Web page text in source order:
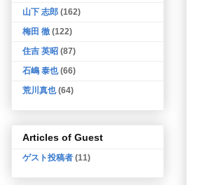
山下 志郎 (162)
梅田 徹 (122)
住吉 英昭 (87)
石嶋 泰也 (66)
荒川真也 (64)
Articles of Guest
ゲスト投稿者 (11)